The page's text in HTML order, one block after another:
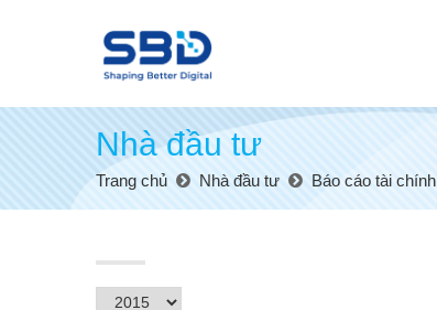
Nhà đầu tư
Trang chủ Nhà đầu tư Báo cáo tài chính